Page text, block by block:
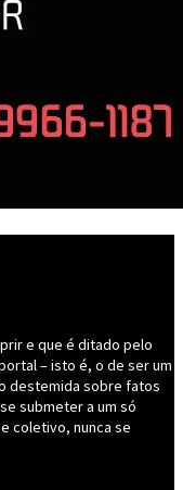
e que é ditado pelo
– isto é, o de ser um
destemida sobre fatos
submeter a um só
coletivo, nunca se